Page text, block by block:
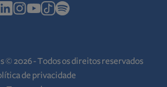
© 2026 - Todos os direitos reservados
de privacidade